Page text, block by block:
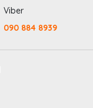
Viber
090 884 8939